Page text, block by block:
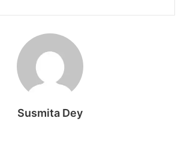
Susmita Dey